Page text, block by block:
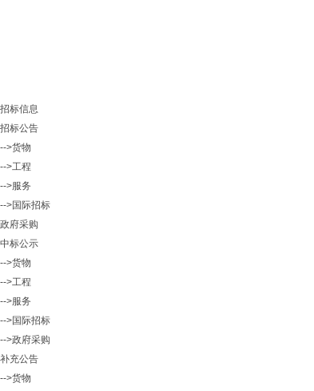
招标信息
招标公告
-->货物
-->工程
-->服务
-->国际招标
政府采购
中标公示
-->货物
-->工程
-->服务
-->国际招标
-->政府采购
补充公告
-->货物